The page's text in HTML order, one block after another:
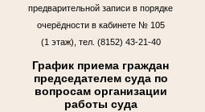
предварительной записи в порядке
очерёдности в кабинете № 105
(1 этаж), тел. (8152) 43-21-40
График приема граждан
председателем суда по
вопросам организации
работы суда